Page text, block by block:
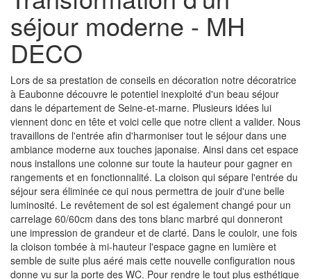
séjour moderne - MH
DECO
Lors de sa prestation de conseils en décoration notre décoratrice
à Eaubonne découvre le potentiel inexploité d'un beau séjour
dans le département de Seine-et-marne. Plusieurs idées lui
viennent donc en tête et voici celle que notre client a valider. Nous
travaillons de l'entrée afin d'harmoniser tout le séjour dans une
ambiance moderne aux touches japonaise. Ainsi dans cet espace
nous installons une colonne sur toute la hauteur pour gagner en
rangements et en fonctionnalité. La cloison qui sépare l'entrée du
séjour sera éliminée ce qui nous permettra de jouir d'une belle
luminosité. Le revêtement de sol est également changé pour un
carrelage 60/60cm dans des tons blanc marbré qui donneront
une impression de grandeur et de clarté. Dans le couloir, une fois
la cloison tombée à mi-hauteur l'espace gagne en lumière et
semble de suite plus aéré mais cette nouvelle configuration nous
donne vu sur la porte des WC. Pour rendre le tout plus esthétique